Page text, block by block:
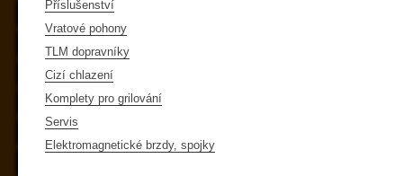
Příslušenství
Vratové pohony
TLM dopravníky
Cizí chlazení
Komplety pro grilování
Servis
Elektromagnetické brzdy, spojky